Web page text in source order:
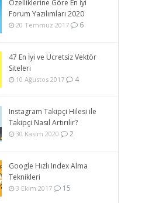
Özelliklerine Göre En İyi
Forum Yazılımları 2020
20 Temmuz 2017 6
47 En İyi ve Ücretsiz Vektör
Siteleri
10 Ağustos 2017 4
Instagram Takipçi Hilesi ile
Takipçi Nasıl Artırılır?
30 Kasım 2020 2
Google Hızlı Index Alma
Teknikleri
3 Ekim 2017 15